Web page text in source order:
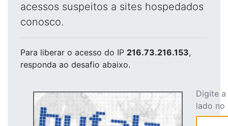
acessos suspeitos a sites hospedados
conosco.
Para liberar o acesso do IP 216.73.216.153,
responda ao desafio abaixo.
Digite
lado no